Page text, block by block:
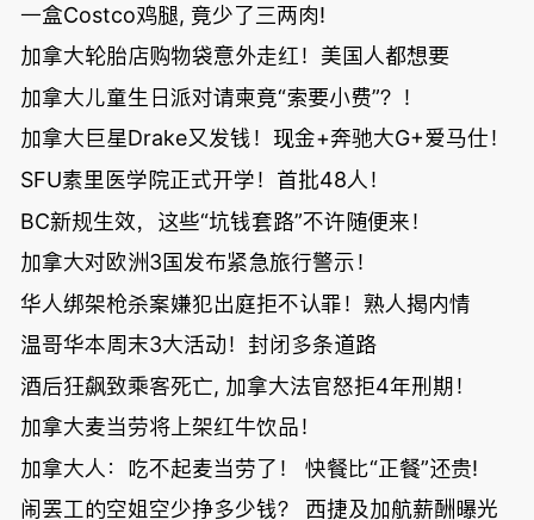
一盒Costco鸡腿, 竟少了三两肉!
加拿大轮胎店购物袋意外走红！美国人都想要
加拿大儿童生日派对请柬竟“索要小费”？！
加拿大巨星Drake又发钱！现金+奔驰大G+爱马仕！
SFU素里医学院正式开学！首批48人！
BC新规生效，这些“坑钱套路”不许随便来！
加拿大对欧洲3国发布紧急旅行警示！
华人绑架枪杀案嫌犯出庭拒不认罪！熟人揭内情
温哥华本周末3大活动！封闭多条道路
酒后狂飙致乘客死亡, 加拿大法官怒拒4年刑期！
加拿大麦当劳将上架红牛饮品！
加拿大人：吃不起麦当劳了！ 快餐比“正餐”还贵!
闹罢工的空姐空少挣多少钱？ 西捷及加航薪酬曝光